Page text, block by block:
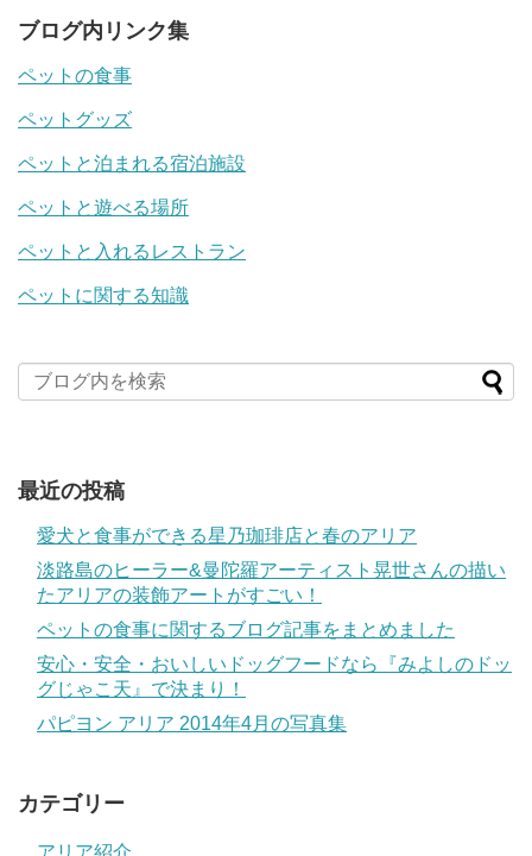
ブログ内リンク集
ペットの食事
ペットグッズ
ペットと泊まれる宿泊施設
ペットと遊べる場所
ペットと入れるレストラン
ペットに関する知識
最近の投稿
愛犬と食事ができる星乃珈琲店と春のアリア
淡路島のヒーラー&曼陀羅アーティスト晃世さんの描い
たアリアの装飾アートがすごい！
ペットの食事に関するブログ記事をまとめました
安心・安全・おいしいドッグフードなら『みよしのドッ
グじゃこ天』で決まり！
パピヨン アリア 2014年4月の写真集
カテゴリー